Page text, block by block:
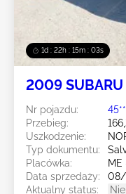
1d : 22h : 15m : 00s
2009
Nr pojazdu:
Przebieg:
Uszkodzenie:
Typ dokumentu:
Placówka:
ME
Data sprzedaży:
Aktualny status: